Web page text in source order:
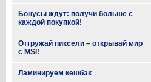
Бонусы ждут: получи больше с
каждой покупкой!
Отгружай пиксели – открывай мир
с MSI!
Ламинируем кешбэк